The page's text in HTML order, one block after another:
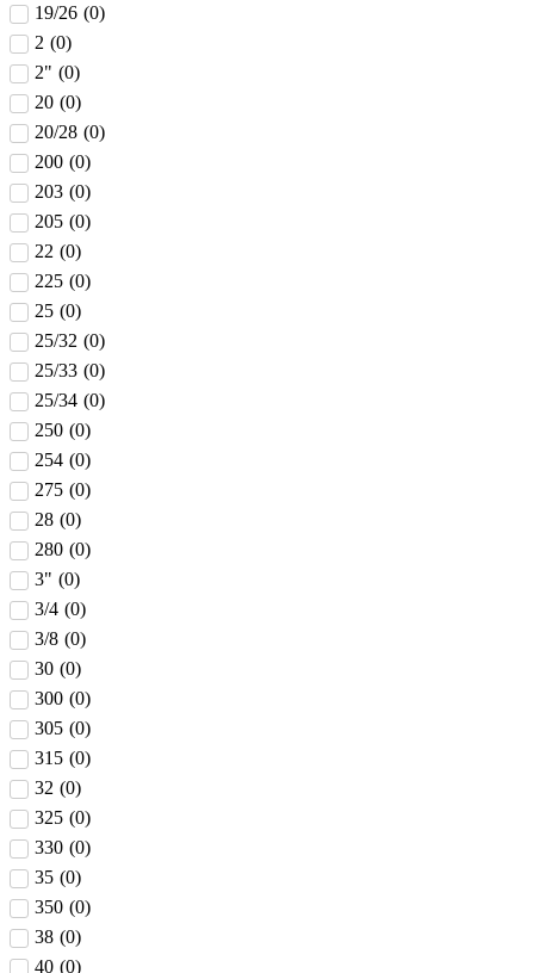
19/26 (0)
2 (0)
2" (0)
20 (0)
20/28 (0)
200 (0)
203 (0)
205 (0)
22 (0)
225 (0)
25 (0)
25/32 (0)
25/33 (0)
25/34 (0)
250 (0)
254 (0)
275 (0)
28 (0)
280 (0)
3" (0)
3/4 (0)
3/8 (0)
30 (0)
300 (0)
305 (0)
315 (0)
32 (0)
325 (0)
330 (0)
35 (0)
350 (0)
38 (0)
40 (0)